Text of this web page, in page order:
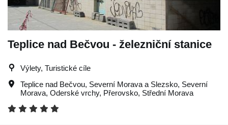
Teplice nad Bečvou - železniční stanice
Výlety, Turistické cíle
Teplice nad Bečvou, Severní Morava a Slezsko, Severní
Morava, Oderské vrchy, Přerovsko, Střední Morava